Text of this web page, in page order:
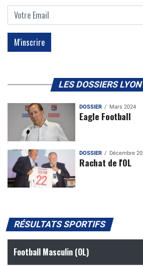
LES DOSSIERS
DOSSIER Mars 2024
Eagle Football
DOSSIER Décembre
Rachat de l'OL
RÉSULTATS SPORTIFS
Football Masculin (OL)